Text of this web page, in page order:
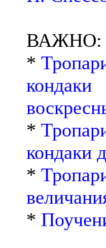
ВАЖНО:
*
кондаки
*
кондаки
*
*